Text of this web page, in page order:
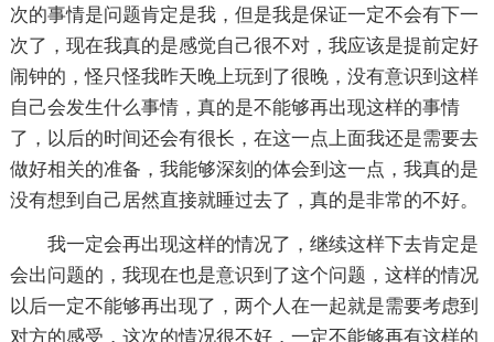
次的事情是问题肯定是我，但是我是保证一定不会有下一
次了，现在我真的是感觉自己很不对，我应该是提前定好
闹钟的，怪只怪我昨天晚上玩到了很晚，没有意识到这样
自己会发生什么事情，真的是不能够再出现这样的事情
了，以后的时间还会有很长，在这一点上面我还是需要去
做好相关的准备，我能够深刻的体会到这一点，我真的是
没有想到自己居然直接就睡过去了，真的是非常的不好。
我一定会再出现这样的情况了，继续这样下去肯定是
会出问题的，我现在也是意识到了这个问题，这样的情况
以后一定不能够再出现了，两个人在一起就是需要考虑到
对方的感受，这次的情况很不好，一定不能够再有这样的